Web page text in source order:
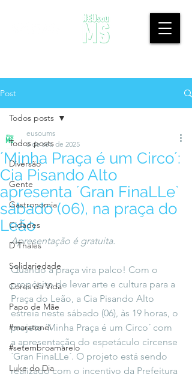
Post
Todos posts
Diversão
Gente
Gastronomia
Cidades
D'Thales
Solidariedade
Cores da Vida
Papo de Mãe
#maratonei
#setembroamarelo
Luke do Dia
Todos posts
´Minha Praça é um Circo´:
Cia Pisando Alto
apresenta ´Gran FinaLLe`
sábado (06), na praça do
Leão
eusoums
3 de set. de 2025
Apresentação é gratuita.
Quando a praça vira palco! Com o
propósito de levar arte e cultura para a
Praça do Leão, a Cia Pisando Alto
estreia neste sábado (06), às 19 horas, o
projeto ´Minha Praça é um Circo´ com
a apresentação do espetáculo circense
´Gran FinaLLe´. O projeto está sendo
realizado com o incentivo da Prefeitura